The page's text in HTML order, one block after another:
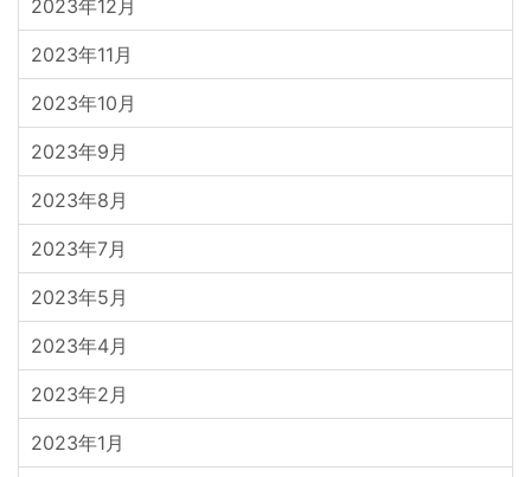
2023年12月
2023年11月
2023年10月
2023年9月
2023年8月
2023年7月
2023年5月
2023年4月
2023年2月
2023年1月